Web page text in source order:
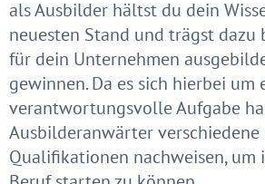
als Ausbilder hältst du dein
neuesten Stand und trägst dazu
für dein Unternehmen
gewinnen. Da es sich hierbei um
verantwortungsvolle Aufgabe
Ausbilderanwärter
Qualifikationen nachweisen, um